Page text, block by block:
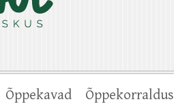
Õppekavad Õppekorraldus